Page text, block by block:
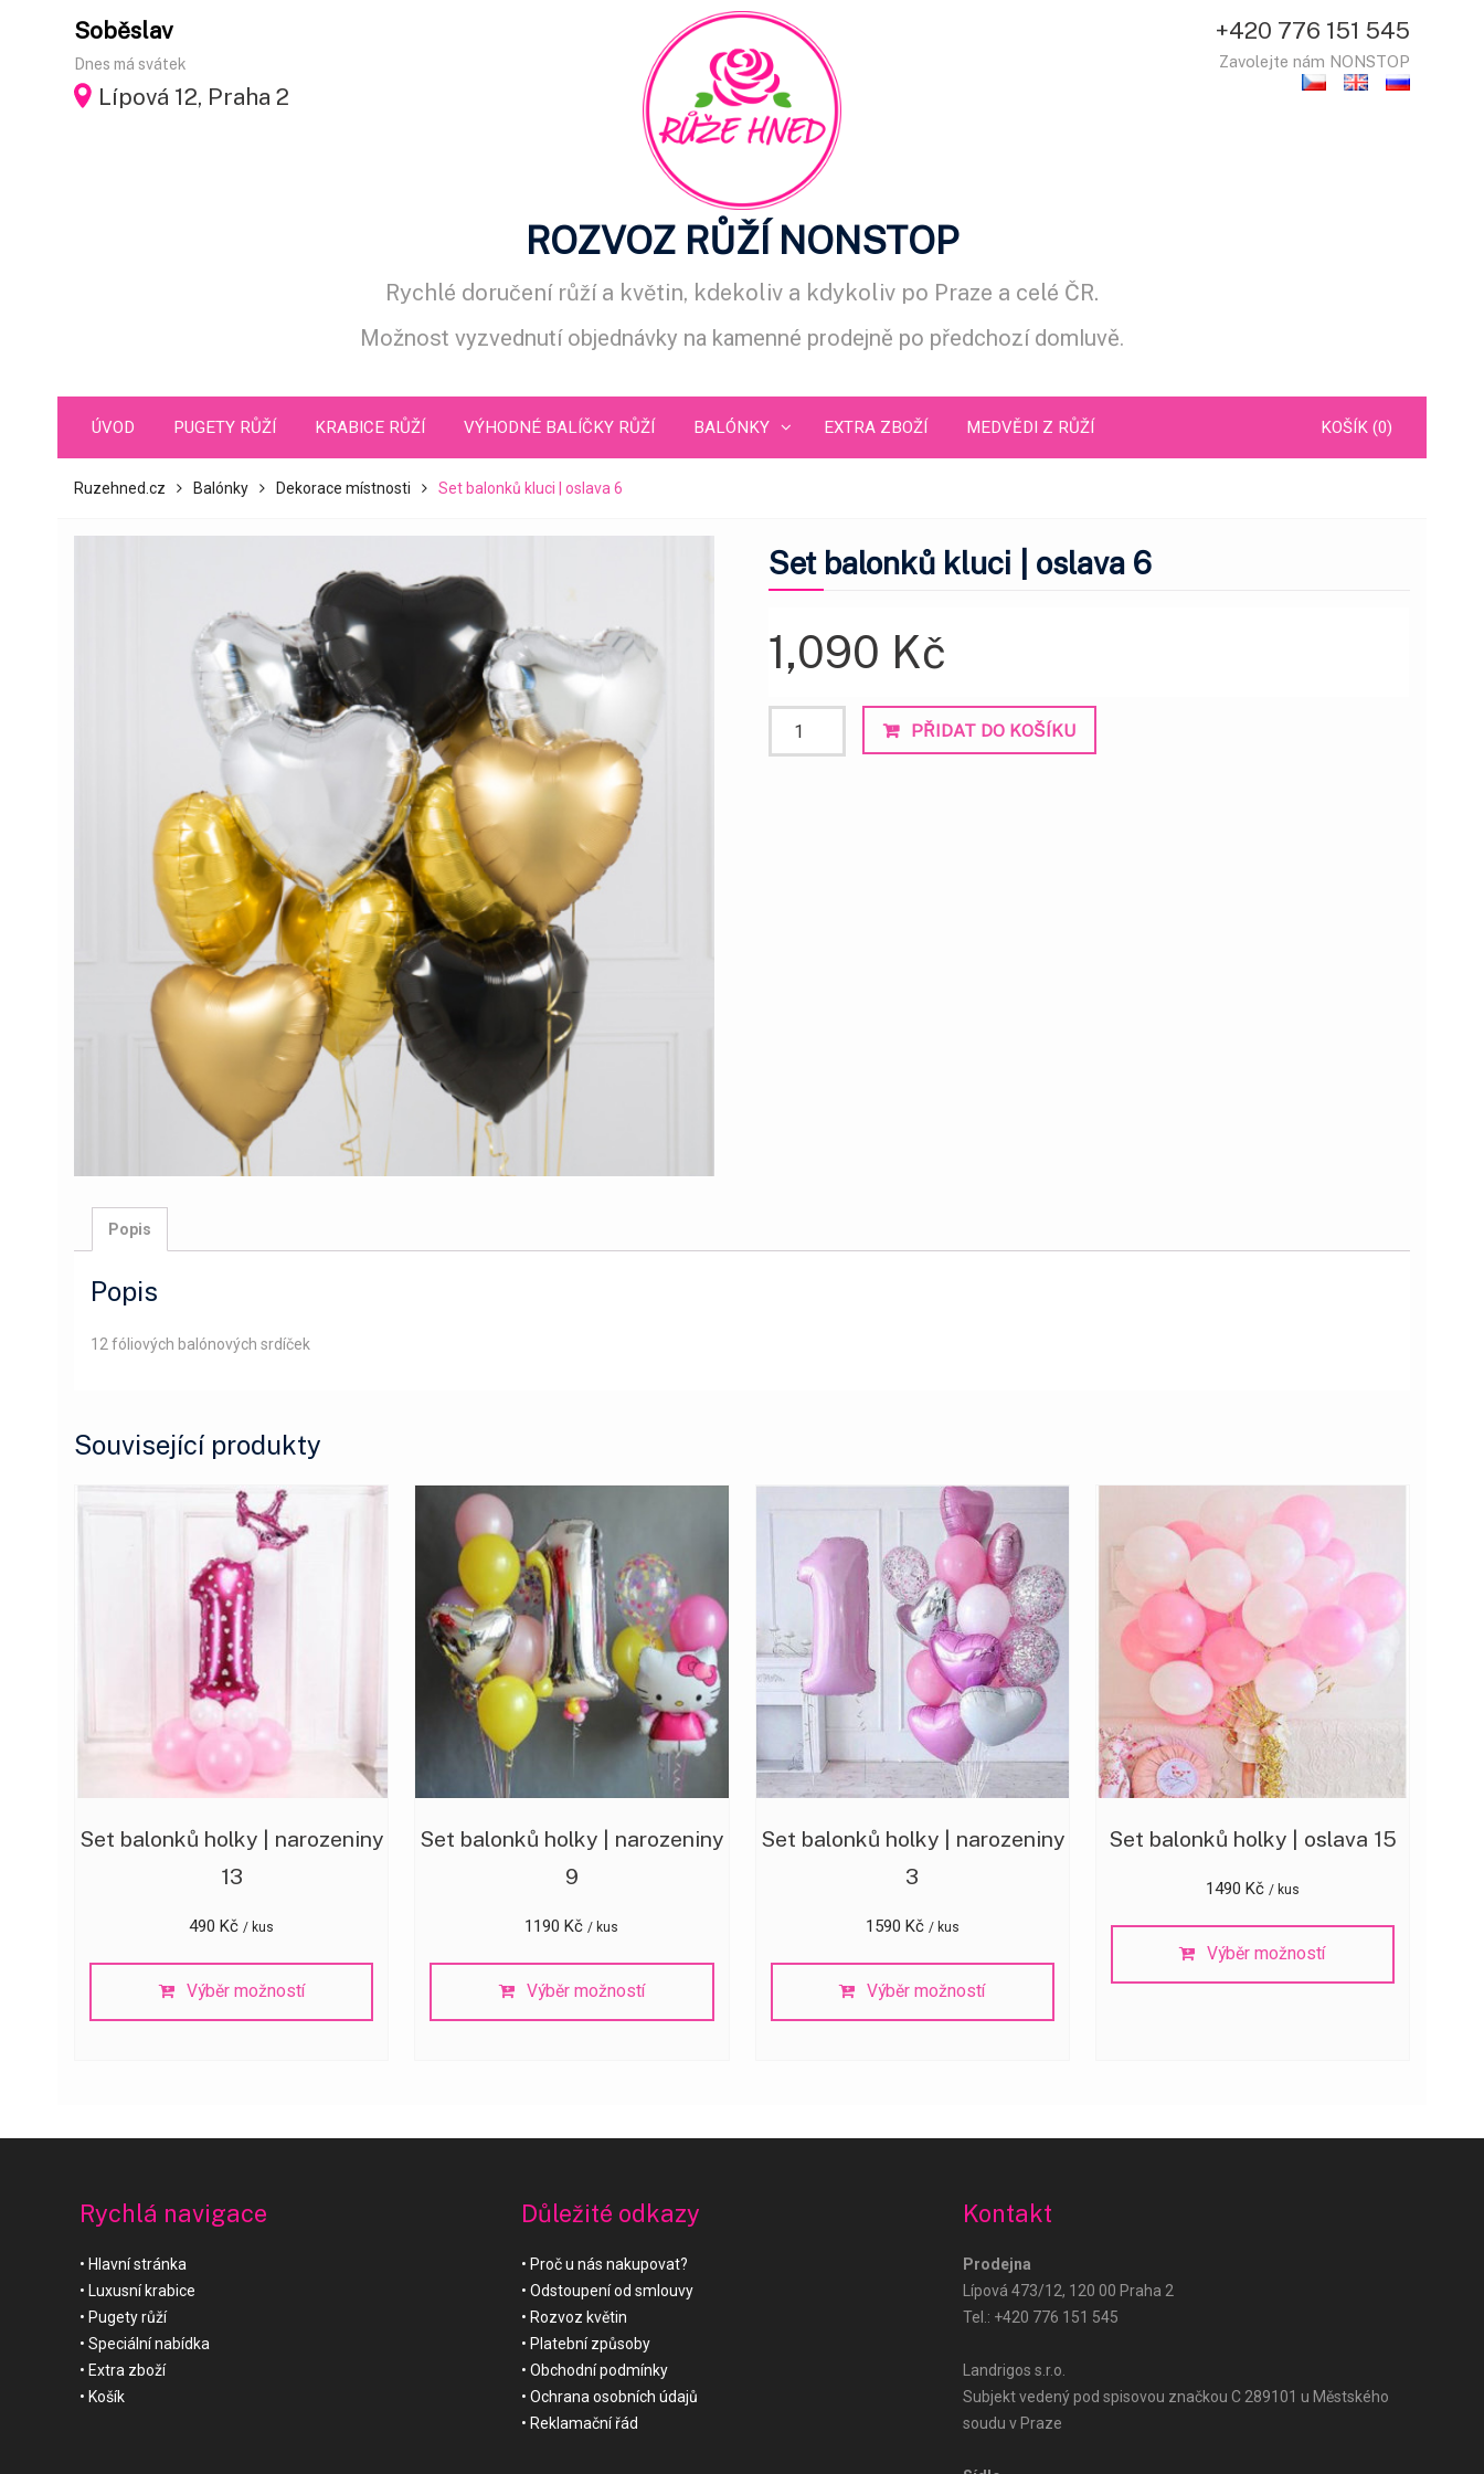
Soběslav
Dnes má svátek
Lípová 12, Praha 2
+420 776 151 545
Zavolejte nám NONSTOP
ROZVOZ RŮŽÍ NONSTOP
Rychlé doručení růží a květin, kdekoliv a kdykoliv po Praze a celé ČR.
Možnost vyzvednutí objednávky na kamenné prodejně po předchozí domluvě.
ÚVOD PUGETY RŮŽÍ KRABICE RŮŽÍ VÝHODNÉ BALÍČKY RŮŽÍ BALÓNKY EXTRA ZBOŽÍ MEDVĚDI Z RŮŽÍ KOŠÍK (0)
Ruzehned.cz Balónky Dekorace místnosti Set balonků kluci | oslava 6
Set balonků kluci | oslava 6
1,090 Kč
PŘIDAT DO KOŠÍKU
Popis
Popis
12 fóliových balónových srdíček
Související produkty
Set balonků holky | narozeniny
13
490Kč / kus
Výběr možností
Set balonků holky | narozeniny
9
1190Kč / kus
Výběr možností
Set balonků holky | narozeniny
3
1590 Kč / kus
Výběr možností
Set balonků holky | oslava 15
1490 Kč / kus
Výběr možností
Rychlá navigace
Hlavní stránka
Luxusní krabice
Pugety růží
Speciální nabídka
Extra zboží
Košík
Důležité odkazy
Proč u nás nakupovat?
Odstoupení od smlouvy
Rozvoz květin
Platební způsoby
Obchodní podmínky
Ochrana osobních údajů
Reklamační řád
Kontakt
Prodejna
Lípová 473/12, 120 00 Praha 2
Tel.: +420 776 151 545
Landrigos s.r.o.
Subjekt vedený pod spisovou značkou C 289101 u Městského
soudu v Praze